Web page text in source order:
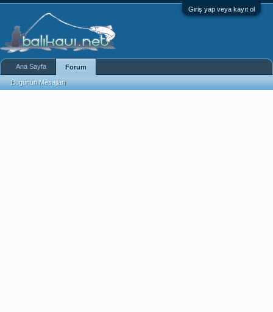
Giriş yap veya kayıt ol
Ana Sayfa Forum
Bugünün Mesajları